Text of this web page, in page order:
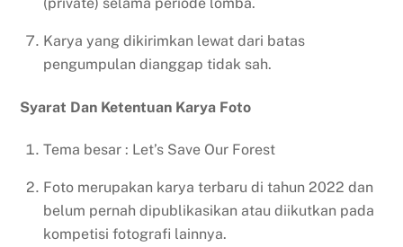
Karya yang dikirimkan lewat dari batas
pengumpulan dianggap tidak sah.
Syarat Dan Ketentuan Karya Foto
Tema besar : Let’s Save Our Forest
Foto merupakan karya terbaru di tahun 2022 dan
belum pernah dipublikasikan atau diikutkan pada
kompetisi fotografi lainnya.